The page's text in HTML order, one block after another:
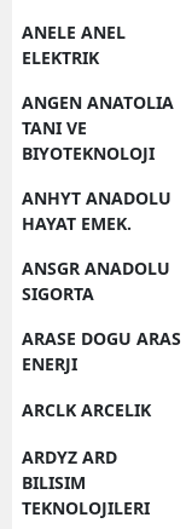
ANELE ANEL
ELEKTRIK
ANGEN ANATOLIA
TANI VE
BIYOTEKNOLOJI
ANHYT ANADOLU
HAYAT EMEK.
ANSGR ANADOLU
SIGORTA
ARASE DOGU ARAS
ENERJI
ARCLK ARCELIK
ARDYZ ARD
BILISIM
TEKNOLOJILERI